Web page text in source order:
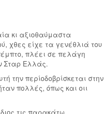
κι αξιοθαύμαστα
χθες είχε τα γενέθλιά του
πλέει σε πελάγη
Σταρ Ελλάς.
την περίοδοβρίσκεται στην
πολλές, όπως και οιι